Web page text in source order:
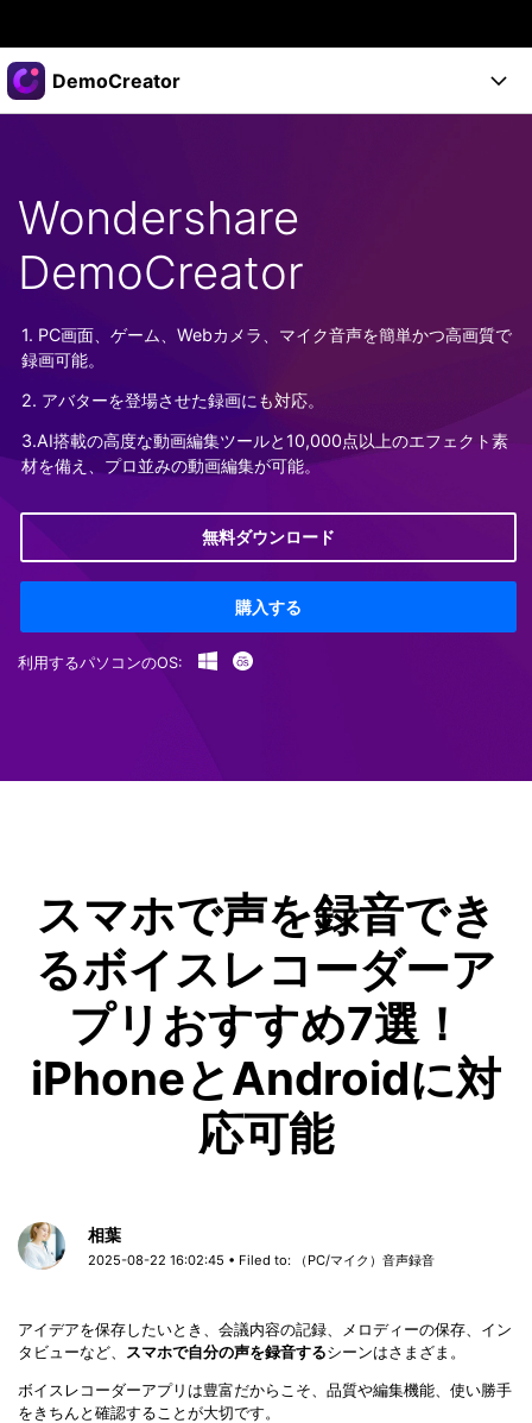
製品
ソリューション
プラン＆価格
DemoCreator
AI機能
AIヒント
活用法
関連記事
もっと見る >
スタート
画面録画する
Wondershare
DemoCreator
1. PC画面、ゲーム、Webカメラ、マイク音声を簡単かつ高画質で
録画可能。
2. アバターを登場させた録画にも対応。
3.AI搭載の高度な動画編集ツールと10,000点以上のエフェクト素
材を備え、プロ並みの動画編集が可能。
無料ダウンロード
購入する
利用するパソコンのOS:
スマホで声を録音でき
るボイスレコーダーア
プリおすすめ7選！
iPhoneとAndroidに対
応可能
相葉
2025-08-22 16:02:45 • Filed to: （PC/マイク）音声録音
アイデアを保存したいとき、会議内容の記録、メロディーの保存、イン
タビューなど、
スマホで自分の声を録音するシーンはさまざま。
ボイスレコーダーアプリは豊富だからこそ、品質や編集機能、使い勝手
をきちんと確認することが大切です。